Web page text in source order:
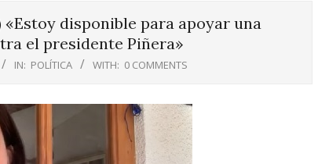
disponible para apoyar una
el presidente Piñera»
IN: POLÍTICA WITH: 0 COMMENTS